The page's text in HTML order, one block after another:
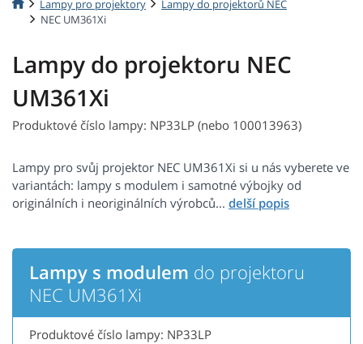
Lampy pro projektory
Lampy do projektorů NEC
NEC UM361Xi
Lampy do projektoru NEC
UM361Xi
Produktové číslo lampy: NP33LP (nebo 100013963)
Lampy pro svůj projektor NEC UM361Xi si u nás vyberete ve
variantách: lampy s modulem i samotné výbojky od
originálních i neoriginálních výrobců...
Lampy s modulem do projektoru
NEC UM361Xi
Produktové číslo lampy: NP33LP